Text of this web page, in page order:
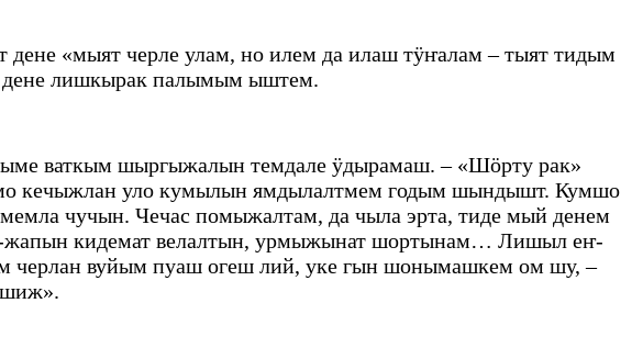
«мыят черле улам, но илем да илаш тӱҥалам – тыят тидым
лишкырак палымым ыштем.
ваткым шыргыжалын темдале ӱдырамаш. – «Шӧрту рак»
кечыжлан уло кумылын ямдылалтмем годым шындышт. Кумшо
чучын. Чечас помыжалтам, да чыла эрта, тиде мый денем
жапын кидемат велалтын, урмыжынат шортынам… Лишыл еҥ-
вуйым пуаш огеш лий, уке гын шонымашкем ом шу, –
шиж».